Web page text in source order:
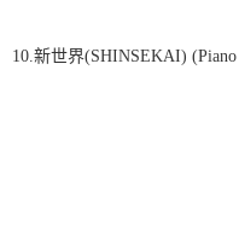
10 新世界(SHINSEKAI) (Piano